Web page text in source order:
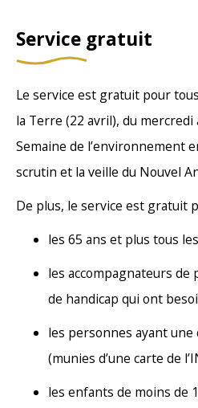
Service gratuit
Le service est gratuit pour
la Terre (22 avril), du mercredi
Semaine de l’environnement
scrutin et la veille du Nouvel
De plus, le service est gratuit
les 65 ans et plus tous
les accompagnateurs de
de handicap qui ont
les personnes ayant une
(munies d’une carte de
les enfants de moins de